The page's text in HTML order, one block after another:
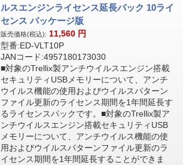
ルスエンジンライセンス延長パック 10ライ
センス パッケージ版
販売価格(税込): 11,560 円
型番:ED-VLT10P
JANコード:4957180173030
■対象のTrellix製アンチウイルスエンジン搭載
セキュリティUSBメモリーについて、アンチ
ウイルス機能の使用およびウイルスパターン
ファイル更新のライセンス期間を1年間延長す
るライセンスパックです。■対象のTrellix製ア
ンチウイルスエンジン搭載セキュリティUSB
メモリーについて、アンチウイルス機能の使
用およびウイルスパターンファイル更新のラ
イセンス期間を1年間延長することができま